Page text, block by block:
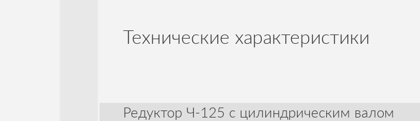
Технические характеристики
Редуктор Ч-125 с цилиндрическим валом